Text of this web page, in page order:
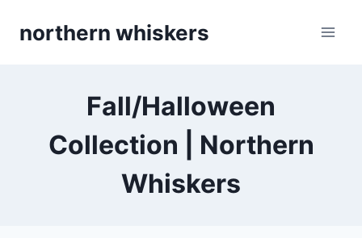
northern whiskers
Fall/Halloween
Collection | Northern
Whiskers